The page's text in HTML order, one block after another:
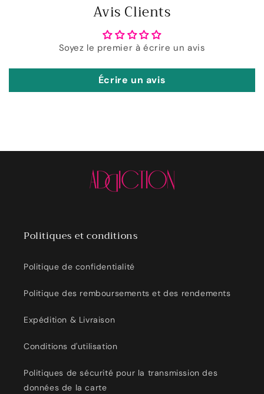
Avis Clients
Soyez le premier à écrire un avis
Écrire un avis
Politiques et conditions
Politique de confidentialité
Politique des remboursements et des rendements
Expédition & Livraison
Conditions d'utilisation
Politiques de sécurité pour la transmission des
données de la carte